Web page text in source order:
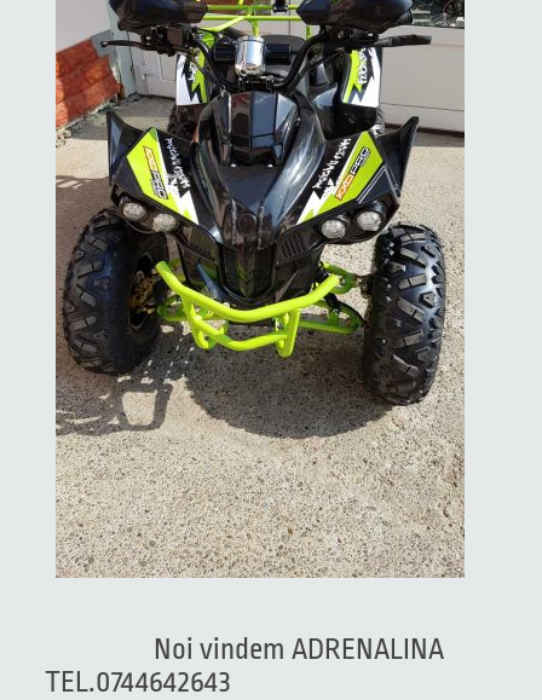
Noi vindem ADRENALINA
TEL.0744642643